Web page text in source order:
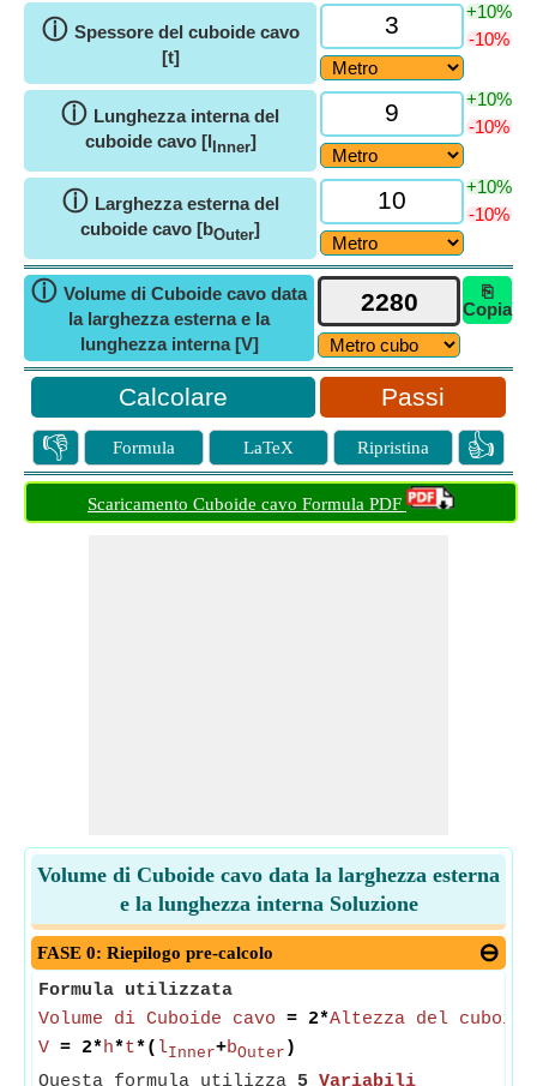
ⓘ Spessore del cuboide cavo
[t]
+10%
-10%
ⓘ Lunghezza interna del
cuboide cavo [l Inner]
+10%
-10%
ⓘ Larghezza esterna del
cuboide cavo [bOuter]
+10%
-10%
ⓘ Volume di Cuboide cavo data
la larghezza esterna e la
lunghezza interna [V]
⎘
Copia
Passi
👎 Formula LaTeX Ripristina 👍
Scaricamento Cuboide cavo Formula PDF
Volume di Cuboide cavo data la larghezza esterna
e la lunghezza interna Soluzione
FASE 0: Riepilogo pre-calcolo
Formula utilizzata
Volume di Cuboide cavo = 2*Altezza del cuboide
V = 2*h*t*( lInner+bOuter )
Questa formula utilizza 5 Variabili